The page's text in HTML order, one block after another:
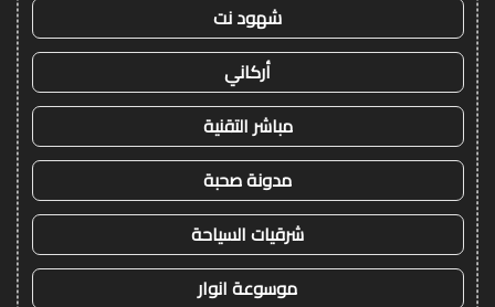
شهود نت
أركاني
مباشر التقنية
مدونة صحبة
شرقيات السياحة
موسوعة انوار